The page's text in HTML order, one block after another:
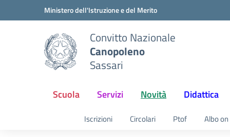
Vai ai contenuti
Vai al menu di navigazioneMinistero dell'Istruzione e del Merito
Convitto Nazionale
Canopoleno
Sassari
Scuola Servizi Novità Didattica
Iscrizioni Circolari Ptof Albo